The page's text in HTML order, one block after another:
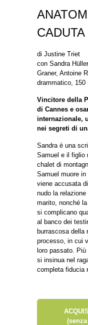
CADUTA
di Justine Triet
con Sandra
Graner, Antoine
drammatico, 150
Vincitore della
di Cannes e
internazionale,
nei segreti di
Sandra è una
Samuel e il figlio
chalet di
Samuel muore
viene accusata
nudo la
marito, nonché
si complicano
al banco dei
burrascosa della
processo, in cui
loro passato.
si insinua nel
completa fiducia